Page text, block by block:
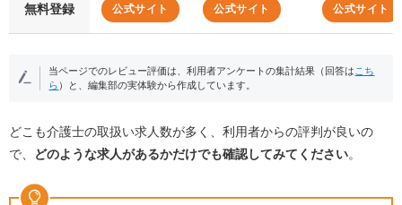
無料登録 公式サイト 公式サイト 公式サイト
当ページでのレビュー評価は、利用者アンケートの集計結果（回答は こち
ら ）と、編集部の実体験から作成しています。
どこも介護士の取扱い求人数が多く、利用者からの評判が良いの
で、
どのような求人があるかだけでも確認してみてください。